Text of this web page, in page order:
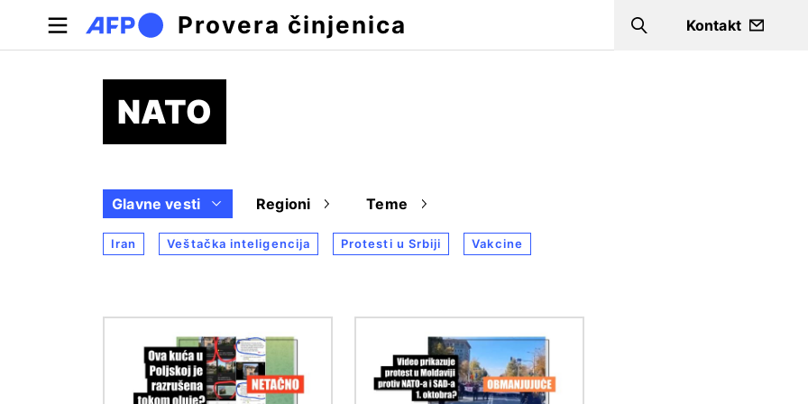
Skip to main content
Provera činjenica Search
Kontakt
NATO
Glavne vesti Regioni Teme
Iran Veštačka inteligencija Protesti u Srbiji Vakcine